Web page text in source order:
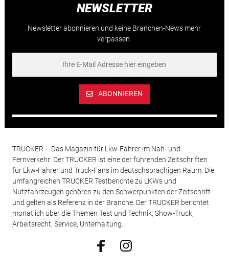
NEWSLETTER
Newsletter abonnieren und keine Branchen-News mehr
verpassen.
ABONNIEREN
TRUCKER – Das Magazin für Lkw-Fahrer im Nah- und
Fernverkehr: Der TRUCKER ist eine der führenden Zeitschriften
für Lkw-Fahrer und Truck-Fans im deutschsprachigen Raum. Die
umfangreichen TRUCKER Testberichte zu LKWs und
Nutzfahrzeugen gehören zu den Schwerpunkten der Zeitschrift
und gelten als Referenz in der Branche. Der TRUCKER berichtet
monatlich über die Themen Test und Technik, Show-Truck,
Arbeitsrecht, Service, Unterhaltung.